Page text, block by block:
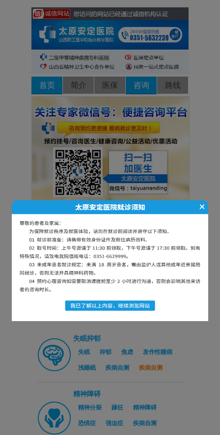
首页 简介 医保 咨询 路线
医院新闻
党建引领医社联动｜龙城艺术... 2026-07-31
行政查房促规范，排除隐患保... 2026-07-30
失眠抑郁
失眠 抑郁 焦虑 发作性睡病
浅睡眠 疾病自测 疾病自测
精神障碍
精神分裂 躁狂 精神障碍
恐惧症 强迫症 疾病自测